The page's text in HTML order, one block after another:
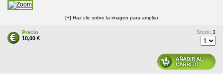
[+] Haz clic sobre la imagen para ampliar
Precio
10,00 €
Stock: 3